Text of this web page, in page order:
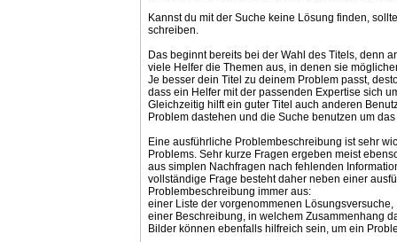
Kannst du mit der Suche keine Lösung finden,
schreiben.
Das beginnt bereits bei der Wahl des Titels, denn
viele Helfer die Themen aus, in denen sie
Je besser dein Titel zu deinem Problem passt,
dass ein Helfer mit der passenden Expertise sich
Gleichzeitig hilft ein guter Titel auch anderen
Problem dastehen und die Suche benutzen um
Eine ausführliche Problembeschreibung ist sehr
Problems. Sehr kurze Fragen ergeben meist
aus simplen Nachfragen nach fehlenden
vollständige Frage besteht daher neben einer
Problembeschreibung immer aus:
einer Liste der vorgenommenen Lösungsversuche,
einer Beschreibung, in welchem Zusammenhang
Bilder können ebenfalls hilfreich sein, um ein